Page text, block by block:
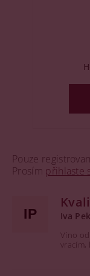
Pouze
Prosím přihlaste
IP Iva
Víno
vracím,